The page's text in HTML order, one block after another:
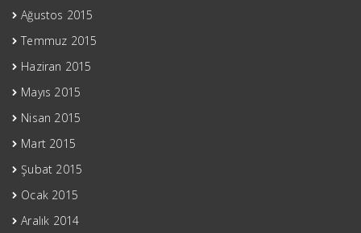
Ağustos 2015
Temmuz 2015
Haziran 2015
Mayıs 2015
Nisan 2015
Mart 2015
Şubat 2015
Ocak 2015
Aralık 2014